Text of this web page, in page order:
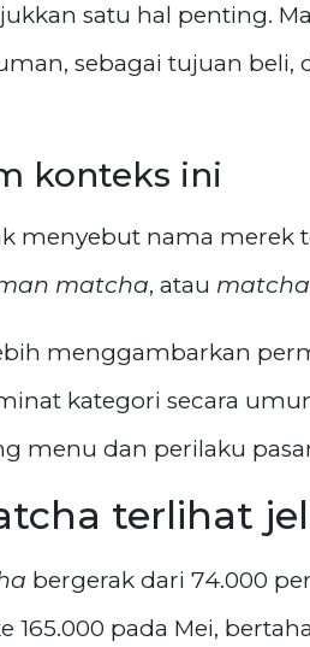
satu hal penting.
sebagai tujuan
konteks ini
menyebut nama merek
matcha, atau
menggambarkan
kategori secara
menu dan perilaku
terlihat
bergerak dari 74.000
165.000 pada Mei,